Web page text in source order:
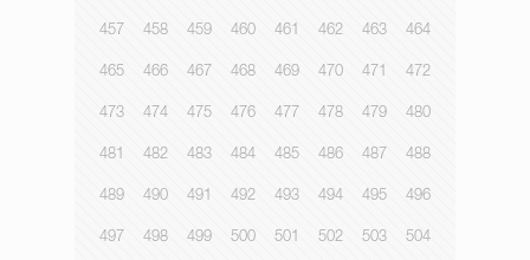
457 458 459 460 461 462 463 464
465 466 467 468 469 470 471 472
473 474 475 476 477 478 479 480
481 482 483 484 485 486 487 488
489 490 491 492 493 494 495 496
497 498 499 500 501 502 503 504